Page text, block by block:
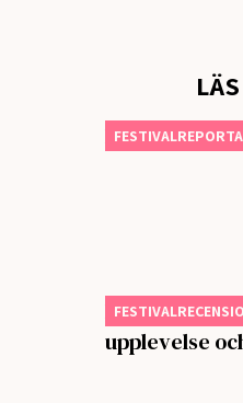
Första
Butterfly
upplevelse